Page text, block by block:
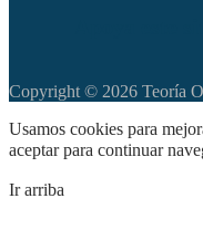
Copyright © 2026 Teoría
Usamos cookies para mejorar la experiencia del usuario. Selecciona
aceptar para continuar
Ir arriba